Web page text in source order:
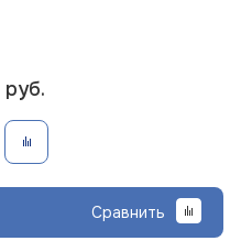
руб.
Сравнить